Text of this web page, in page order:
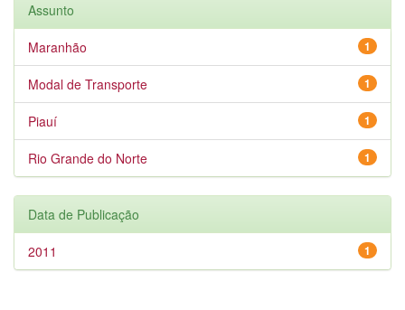
Assunto
1
Maranhão
1
Modal de Transporte
1
Piauí
1
Rio Grande do Norte
Data de Publicação
1
2011